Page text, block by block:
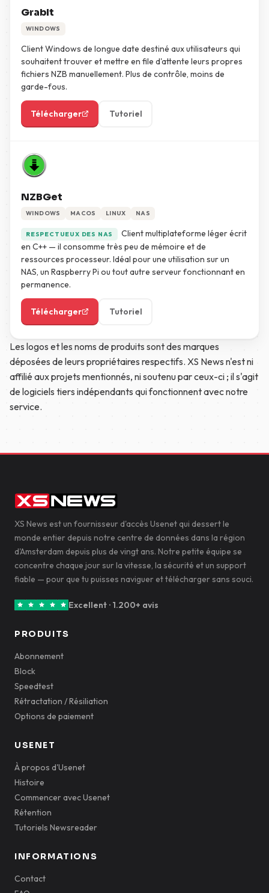
GrabIt
WINDOWS
Client Windows de longue date destiné aux utilisateurs qui
souhaitent trouver et mettre en file d'attente leurs propres
fichiers NZB manuellement. Plus de contrôle, moins de
garde-fous.
Télécharger Tutoriel
NZBGet
WINDOWS MACOS LINUX NAS
RESPECTUEUX DES NAS
Client multiplateforme léger écrit
en C++ — il consomme très peu de mémoire et de
ressources processeur. Idéal pour une utilisation sur un
NAS, un Raspberry Pi ou tout autre serveur fonctionnant en
permanence.
Télécharger Tutoriel
Les logos et les noms de produits sont des marques
déposées de leurs propriétaires respectifs. XS News n'est ni
affilié aux projets mentionnés, ni soutenu par ceux-ci ; il s'agit
de logiciels tiers indépendants qui fonctionnent avec notre
service.
XS News est un fournisseur d'accès Usenet qui dessert le
monde entier depuis notre centre de données dans la région
d'Amsterdam depuis plus de vingt ans. Notre petite équipe se
concentre chaque jour sur la vitesse, la sécurité et un support
fiable — pour que tu puisses naviguer et télécharger sans souci.
Excellent · 1.200+ avis
PRODUITS
Abonnement
Block
Speedtest
Rétractation / Résiliation
Options de paiement
USENET
À propos d'Usenet
Histoire
Commencer avec Usenet
Rétention
Tutoriels Newsreader
INFORMATIONS
Contact